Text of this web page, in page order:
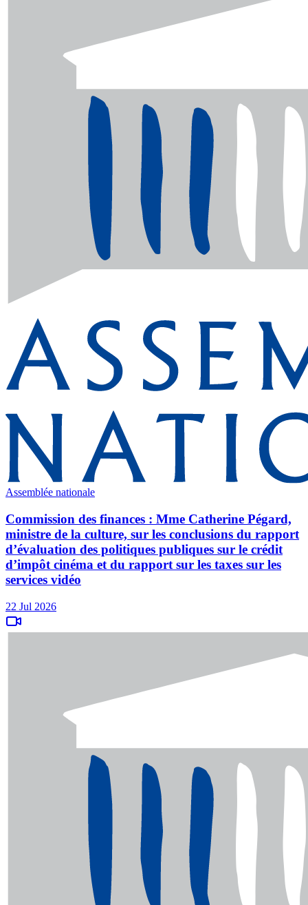
Assemblée nationale
Commission des finances : Mme Catherine Pégard,
ministre de la culture, sur les conclusions du rapport
d’évaluation des politiques publiques sur le crédit
d’impôt cinéma et du rapport sur les taxes sur les
services vidéo
22 Jul 2026